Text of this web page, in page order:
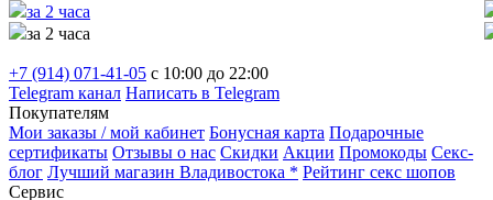
за 2 часа
за 2 часа
+7 (914) 071-41-05 c 10:00 до 22:00
Telegram канал Написать в Telegram
Покупателям
Мои заказы / мой кабинет Бонусная карта Подарочные
сертификаты Отзывы о нас Скидки Акции Промокоды Секс-
блог Лучший магазин Владивостока * Рейтинг секс шопов
Сервис